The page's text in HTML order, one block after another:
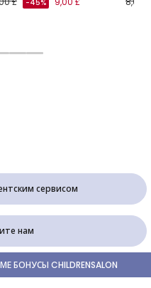
-45%
сервисом
нам
CHILDRENSALON